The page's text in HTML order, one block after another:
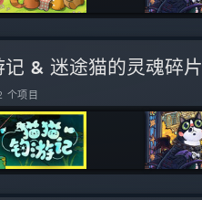
记 & 迷途猫的灵魂碎片
个项目